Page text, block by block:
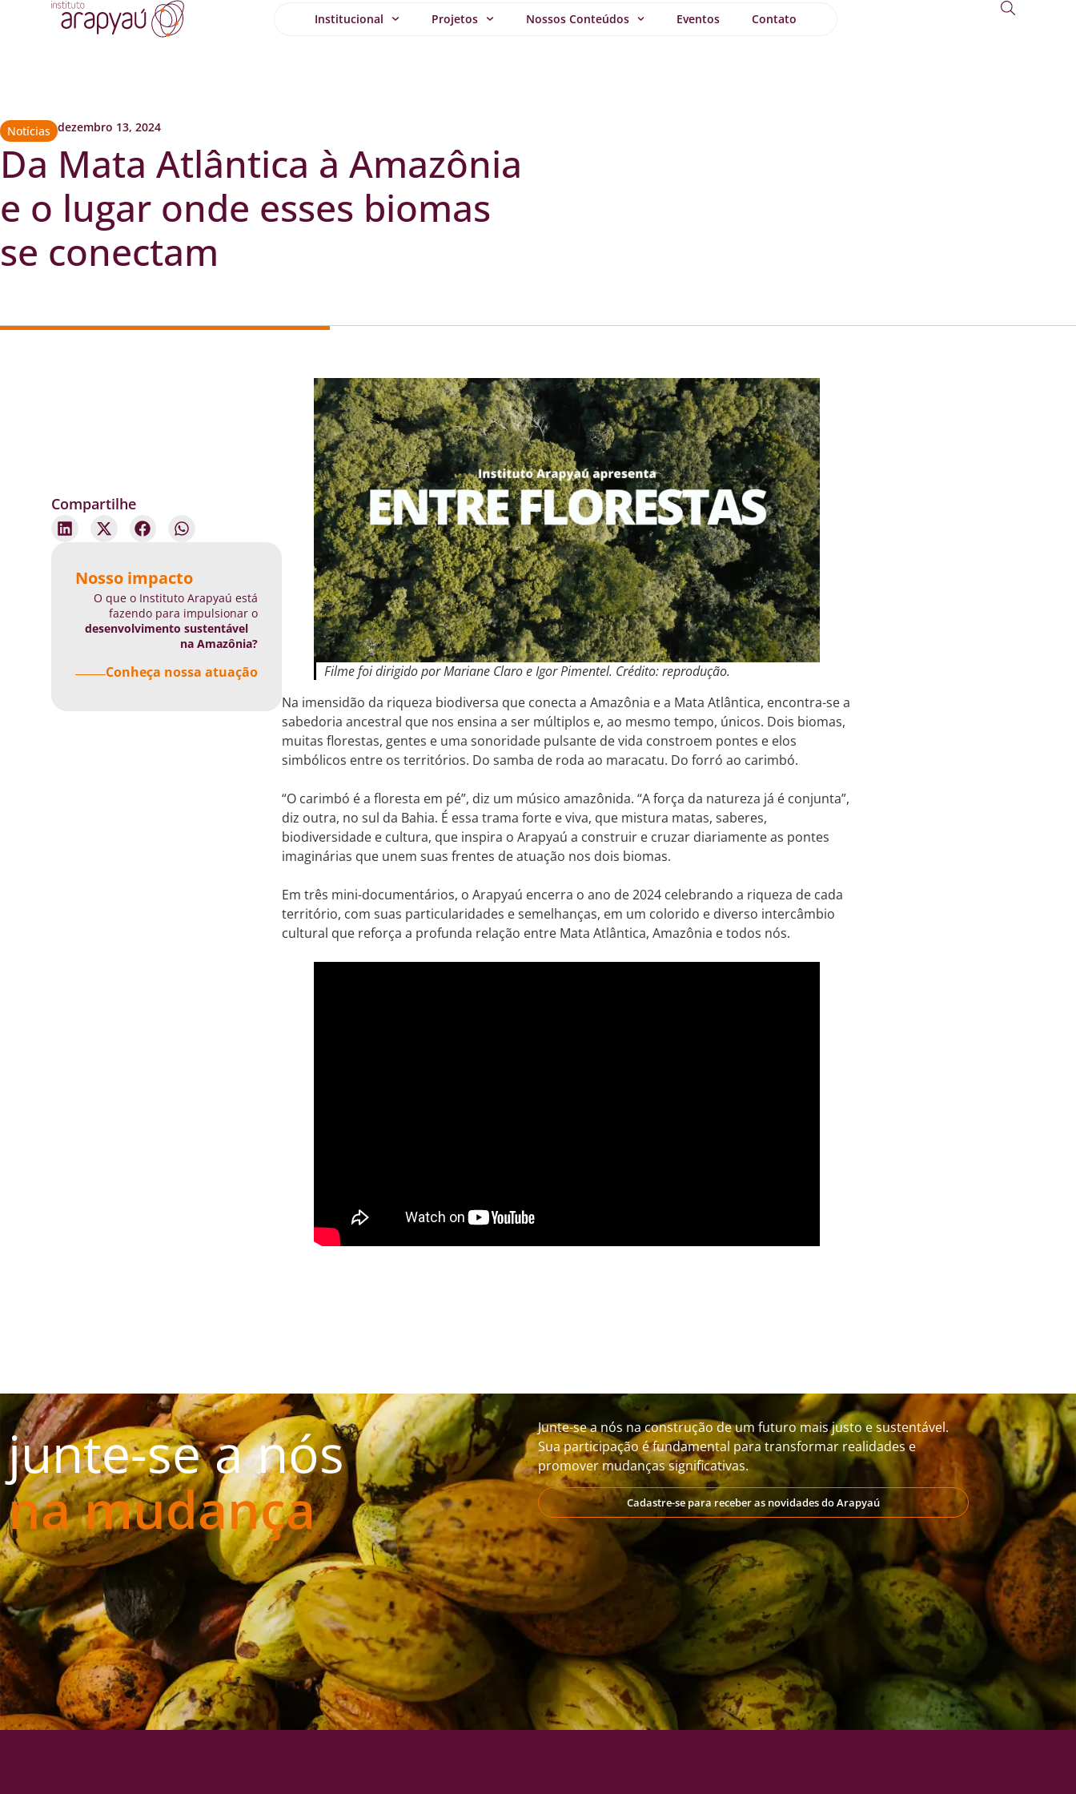
Institucional Projetos Nossos Conteúdos Eventos Contato
Notícias dezembro 13, 2024
Da Mata Atlântica à Amazônia
e o lugar onde esses biomas
se conectam
Compartilhe
Nosso impacto
O que o Instituto Arapyaú está
fazendo para impulsionar o
desenvolvimento sustentável
na Amazônia?
Conheça nossa atuação
Filme foi dirigido por Mariane Claro e Igor Pimentel. Crédito: reprodução.
Na imensidão da riqueza biodiversa que conecta a Amazônia e a Mata Atlântica, encontra-se a
sabedoria ancestral que nos ensina a ser múltiplos e, ao mesmo tempo, únicos. Dois biomas,
muitas florestas, gentes e uma sonoridade pulsante de vida constroem pontes e elos
simbólicos entre os territórios. Do samba de roda ao maracatu. Do forró ao carimbó.
“O carimbó é a floresta em pé”, diz um músico amazônida. “A força da natureza já é conjunta”,
diz outra, no sul da Bahia. É essa trama forte e viva, que mistura matas, saberes,
biodiversidade e cultura, que inspira o Arapyaú a construir e cruzar diariamente as pontes
imaginárias que unem suas frentes de atuação nos dois biomas.
Em três mini-documentários, o Arapyaú encerra o ano de 2024 celebrando a riqueza de cada
território, com suas particularidades e semelhanças, em um colorido e diverso intercâmbio
cultural que reforça a profunda relação entre Mata Atlântica, Amazônia e todos nós.
junte-se a nós
na mudança
Junte-se a nós na construção de um futuro mais justo e sustentável.
Sua participação é fundamental para transformar realidades e
promover mudanças significativas.
Cadastre-se para receber as novidades do Arapyaú